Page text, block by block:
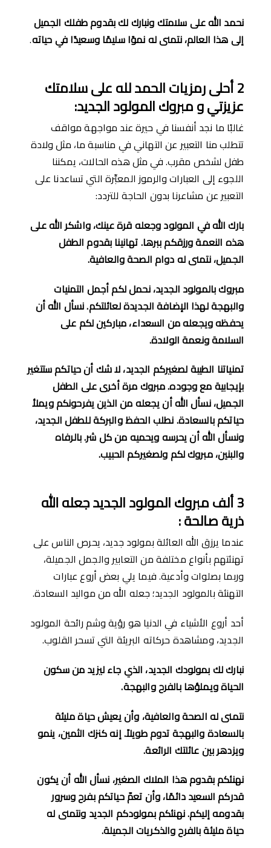
نحمد الله على سلامتك ونبارك لك بقدوم طفلك الجميل
إلى هذا العالم، نتمنى له نموًا سليمًا وسعيدًا في حياته.
2أحلى رمزيات الحمد لله على سلامتك
عزيزتي و مبروك المولود الجديد:
غالبًا ما نجد أنفسنا في حيرة عند مواجهة مواقف
تتطلب منا التعبير عن التهاني في مناسبة ما، مثل ولادة
طفل لشخص مقرب. في مثل هذه الحالات، يمكننا
اللجوء إلى العبارات والرموز المعبِّرة التي تساعدنا على
التعبير عن مشاعرنا بدون الحاجة للتردد:
بارك الله في المولود وجعله قرة عينك، واشكر الله على
هذه النعمة ورزقكم ببرها.تهانينا بقدوم الطفل
الجميل، نتمنى له دوام الصحة والعافية.
مبروك بالمولود الجديد، نحمل لكم أجمل التمنيات
والبهجة لهذا الإضافة الجديدة لعائلتكم.نسأل الله أن
يحفظه ويجعله من السعداء، مباركين لكم على
السلامة ونعمة الولادة.
تمنياتنا الطيبة لصغيركم الجديد، لا شك أن حياتكم ستتغير
بإيجابية مع وجوده.مبروك مرة أخرى على الطفل
الجميل، نسأل الله أن يجعله من الذين يفرحونكم ويملأ
حياتكم بالسعادة.نطلب الحفظ والبركة للطفل الجديد،
ونسأل الله أن يحرسه ويحميه من كل شر.بالرفاه
والبنين، مبروك لكم ولصغيركم الحبيب.
3ألف مبروك المولود الجديد جعله الله
ذرية صالحة:
عندما يرزق الله العائلة بمولود جديد، يحرص الناس على
تهنئتهم بأنواع مختلفة من التعابير والجمل الجميلة،
وربما بصلوات وأدعية. فيما يلي بعض أروع عبارات
التهنئة بالمولود الجديد؛ جعله الله من مواليد السعادة.
أحد أروع الأشياء في الدنيا هو رؤية وشم رائحة المولود
الجديد، ومشاهدة حركاته البريئة التي تسحر القلوب.
نبارك لك بمولودك الجديد، الذي جاء ليزيد من سكون
الحياة ويملؤها بالفرح والبهجة.
نتمنى له الصحة والعافية، وأن يعيش حياة مليئة
بالسعادة والبهجة تدوم طويلاً.إنه كنزك الثمين، ينمو
ويزدهر بين عائلتك الرائعة.
نهنئكم بقدوم هذا الملاك الصغير، نسأل الله أن يكون
قدركم السعيد دائمًا، وأن تعمّ حياتكم بفرح وسرور
بقدومه إليكم.نهنئكم بمولودكم الجديد ونتمنى له
حياة مليئة بالفرح والذكريات الجميلة.